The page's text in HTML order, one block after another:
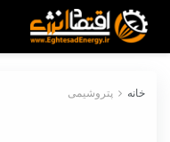
خانه پتروشیمی